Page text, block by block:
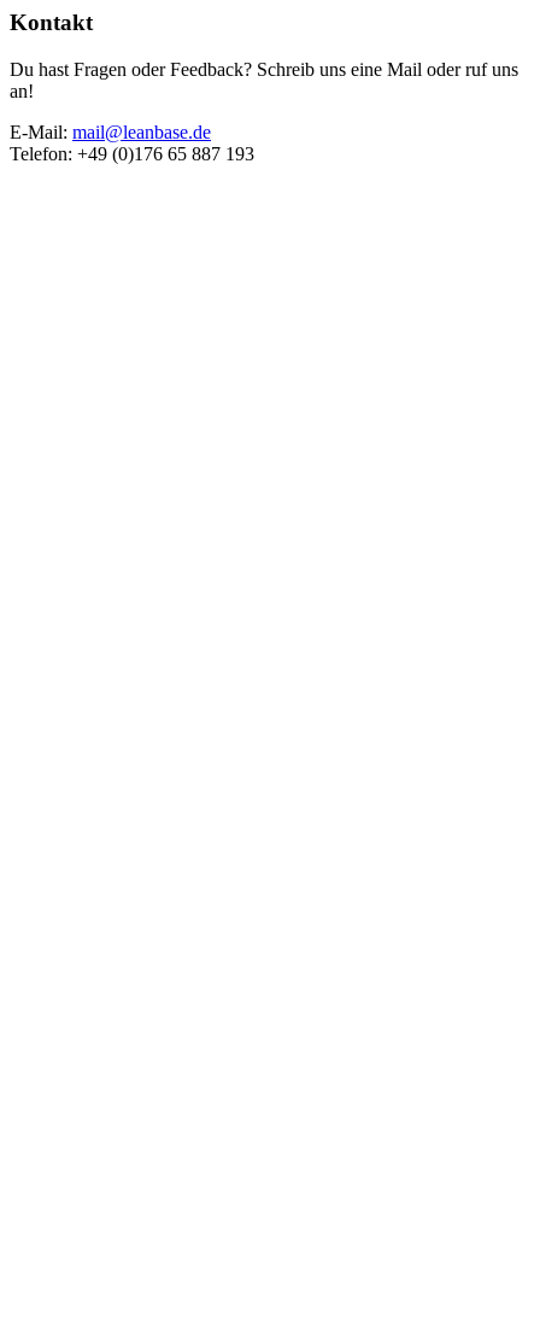
Kontakt
Du hast Fragen oder Feedback? Schreib uns eine Mail oder ruf uns
an!
E-Mail: mail@leanbase.de
Telefon: +49 (0)176 65 887 193